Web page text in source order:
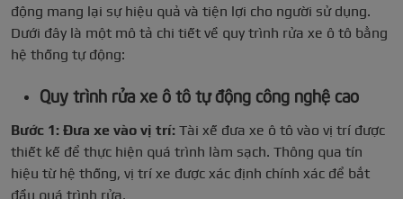
động mang lại sự hiệu quả và tiện lợi cho người sử dụng.
Dưới đây là một mô tả chi tiết về quy trình rửa xe ô tô bằng
hệ thống tự động:
Quy trình rửa xe ô tô tự động công nghệ cao
Bước 1: Đưa xe vào vị trí: Tài xế đưa xe ô tô vào vị trí được
thiết kế để thực hiện quá trình làm sạch. Thông qua tín
hiệu từ hệ thống, vị trí xe được xác định chính xác để bắt
đầu quá trình rửa.